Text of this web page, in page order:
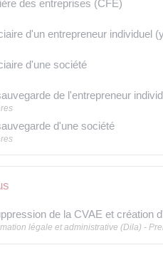
des entreprises (CFE)
d'un entrepreneur individuel
d'une société
de l'entrepreneur
d'une société
de la CVAE et création
légale et administrative (Dila) -